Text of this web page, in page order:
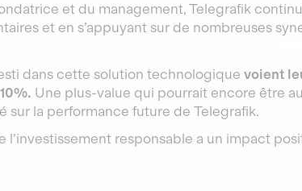
et du management, Telegrafik
et en s’appuyant sur de nombreuses
dans cette solution technologique voient
Une plus-value qui pourrait encore être
la performance future de Telegrafik.
l’investissement responsable a un impact